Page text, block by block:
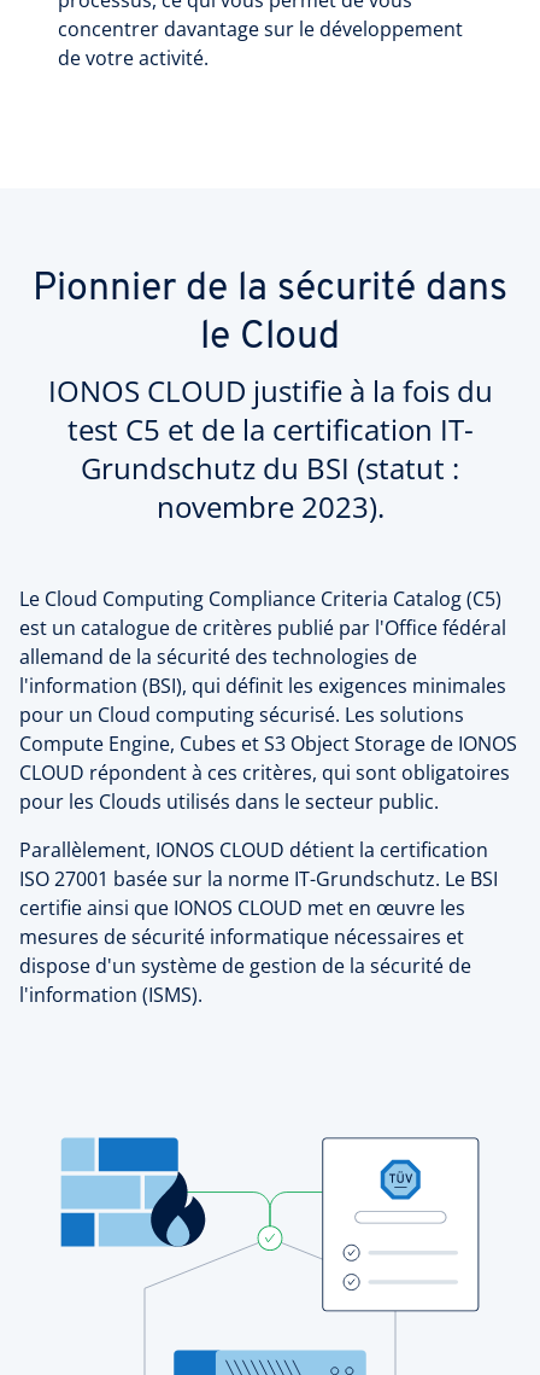
concentrer davantage sur le développement
de votre activité.
Pionnier de la sécurité dans
le Cloud
IONOS CLOUD justifie à la fois du
test C5 et de la certification IT-
Grundschutz du BSI (statut :
novembre 2023).
Le Cloud Computing Compliance Criteria Catalog (C5)
est un catalogue de critères publié par l'Office fédéral
allemand de la sécurité des technologies de
l'information (BSI), qui définit les exigences minimales
pour un Cloud computing sécurisé. Les solutions
Compute Engine, Cubes et S3 Object Storage de IONOS
CLOUD répondent à ces critères, qui sont obligatoires
pour les Clouds utilisés dans le secteur public.
Parallèlement, IONOS CLOUD détient la certification
ISO 27001 basée sur la norme IT-Grundschutz. Le BSI
certifie ainsi que IONOS CLOUD met en œuvre les
mesures de sécurité informatique nécessaires et
dispose d'un système de gestion de la sécurité de
l'information (ISMS).